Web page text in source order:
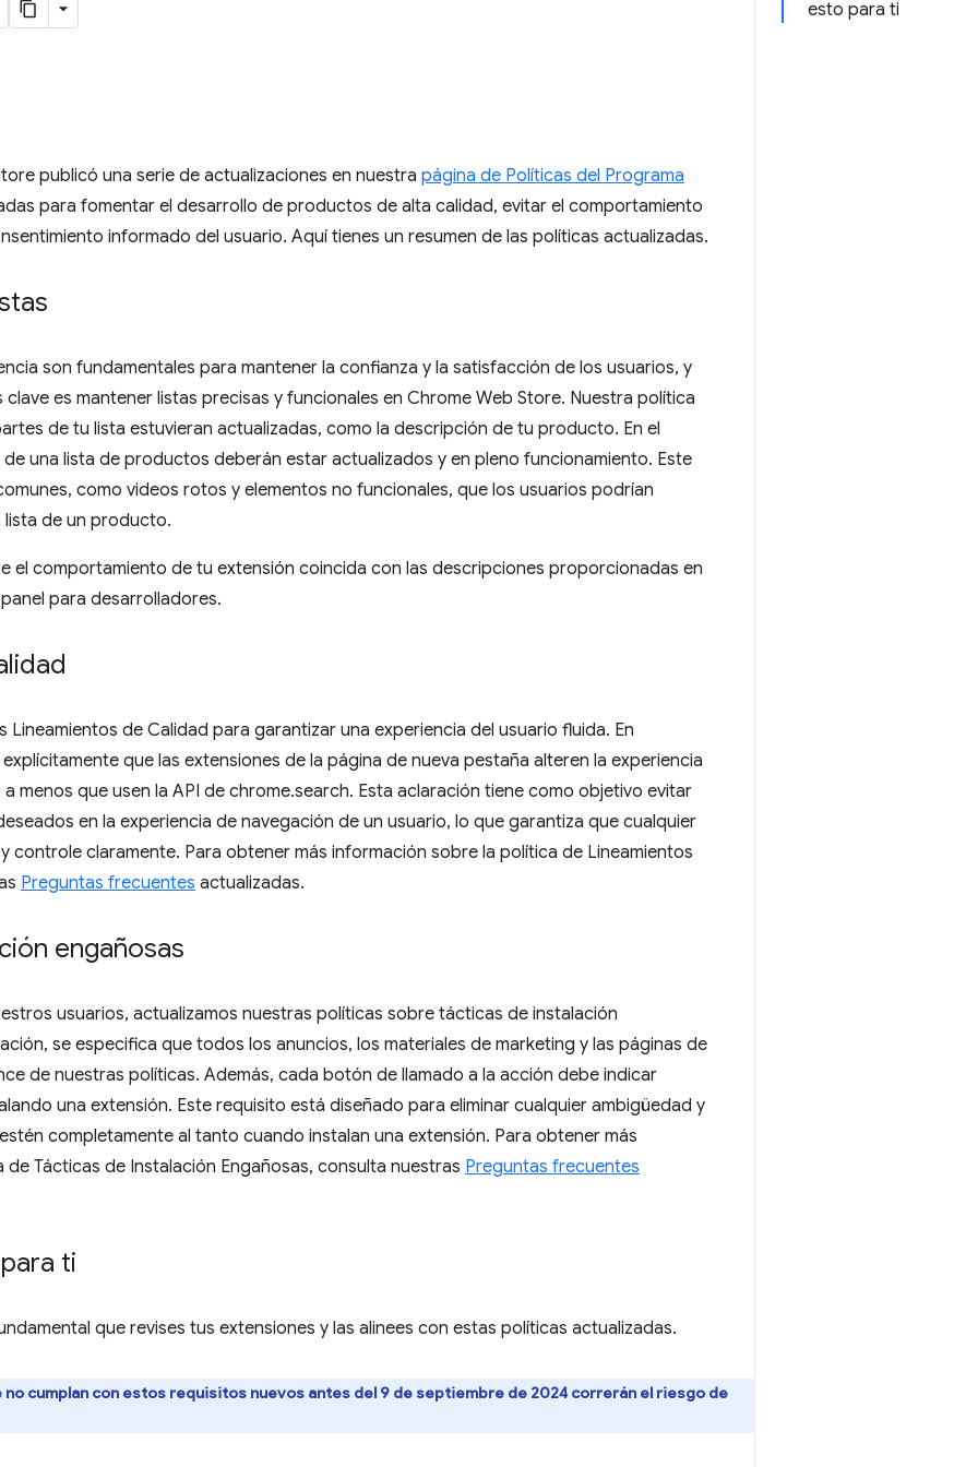
esto para ti
publicó una serie de actualizaciones en nuestra página de Políticas del Programa
para fomentar el desarrollo de productos de alta calidad, evitar el comportamiento
informado del usuario. Aquí tienes un resumen de las políticas actualizadas.
son fundamentales para mantener la confianza y la satisfacción de los usuarios, y
es mantener listas precisas y funcionales en Chrome Web Store. Nuestra política
de tu lista estuvieran actualizadas, como la descripción de tu producto. En el
una lista de productos deberán estar actualizados y en pleno funcionamiento. Este
como videos rotos y elementos no funcionales, que los usuarios podrían
lista de un producto.
el comportamiento de tu extensión coincida con las descripciones proporcionadas en
para desarrolladores.
Lineamientos de Calidad para garantizar una experiencia del usuario fluida. En
que las extensiones de la página de nueva pestaña alteren la experiencia
menos que usen la API de chrome.search. Esta aclaración tiene como objetivo evitar
en la experiencia de navegación de un usuario, lo que garantiza que cualquier
controle claramente. Para obtener más información sobre la política de Lineamientos
Preguntas frecuentes actualizadas.
engañosas
usuarios, actualizamos nuestras políticas sobre tácticas de instalación
se especifica que todos los anuncios, los materiales de marketing y las páginas de
de nuestras políticas. Además, cada botón de llamado a la acción debe indicar
una extensión. Este requisito está diseñado para eliminar cualquier ambigüedad y
completamente al tanto cuando instalan una extensión. Para obtener más
Tácticas de Instalación Engañosas, consulta nuestras Preguntas frecuentes
ti
que revises tus extensiones y las alinees con estas políticas actualizadas.
cumplan con estos requisitos nuevos antes del 9 de septiembre de 2024 correrán el riesgo de